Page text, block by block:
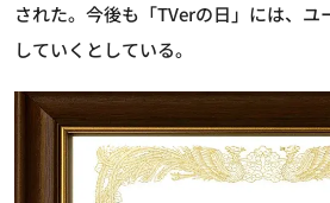
された。今後も「TVerの日」には、
していくとしている。